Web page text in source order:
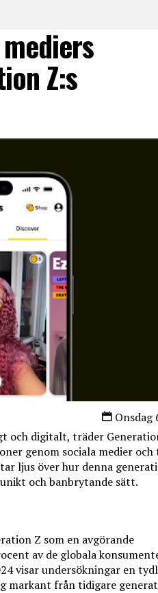
Z:s
Onsdag
och digitalt, träder
genom sociala medier och
ljus över hur denna
och banbrytande sätt.
Z som en avgörande
av de globala
visar undersökningar en
markant från tidigare